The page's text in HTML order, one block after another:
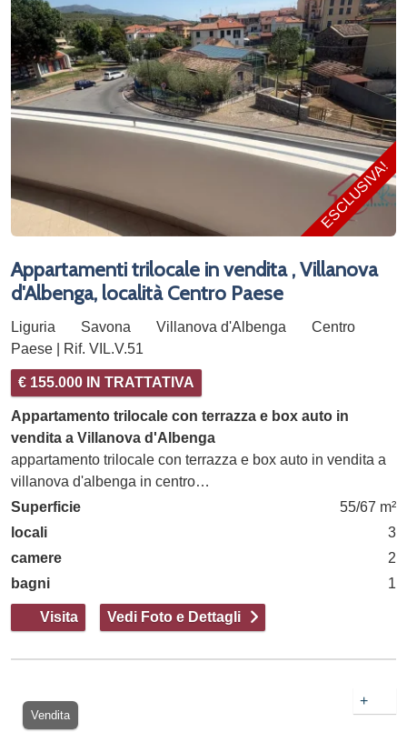
ESCLUSIVA!
Appartamenti trilocale in vendita , Villanova
d'Albenga, località Centro Paese
Liguria Savona Villanova d'Albenga
Centro
Paese | Rif. VIL.V.51
€ 155.000 IN TRATTATIVA
Appartamento trilocale con terrazza e box auto in
vendita a Villanova d'Albenga
appartamento trilocale con terrazza e box auto in vendita a
villanova d'albenga in centro…
Superficie
55/67 m²
locali
3
camere
2
bagni
1
Visita Vedi Foto e Dettagli
Vendita
+